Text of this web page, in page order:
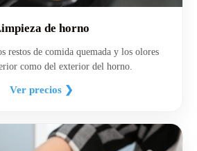
de horno
restos de comida quemada y los olores
como del exterior del horno.
Ver precios ❯